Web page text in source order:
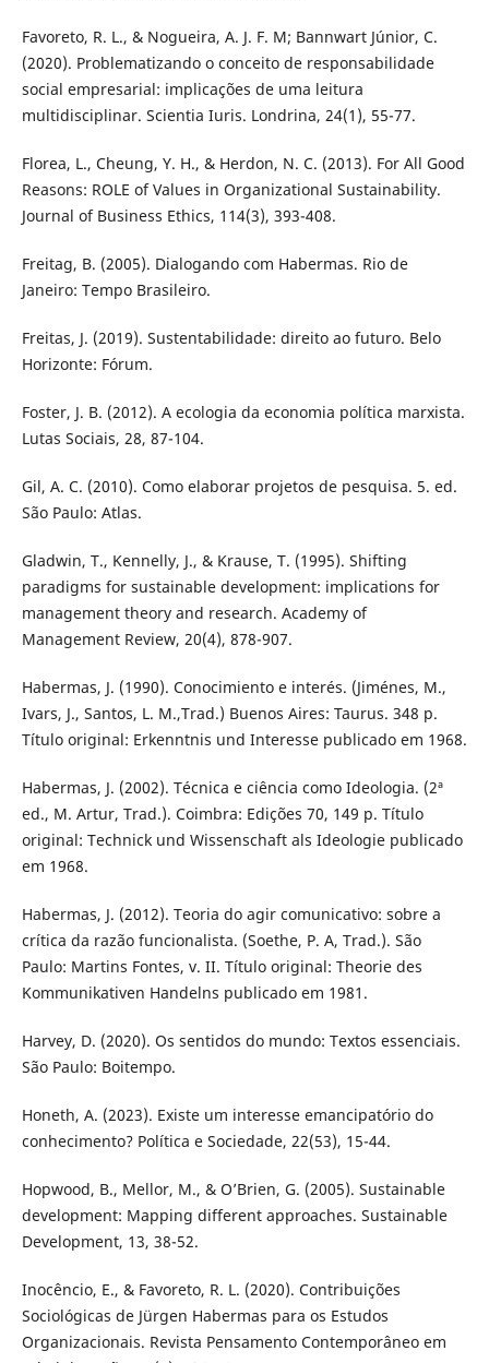
Favoreto, R. L., & Nogueira, A. J. F. M; Bannwart Júnior, C.
(2020). Problematizando o conceito de responsabilidade
social empresarial: implicações de uma leitura
multidisciplinar. Scientia Iuris. Londrina, 24(1), 55-77.
Florea, L., Cheung, Y. H., & Herdon, N. C. (2013). For All Good
Reasons: ROLE of Values in Organizational Sustainability.
Journal of Business Ethics, 114(3), 393-408.
Freitag, B. (2005). Dialogando com Habermas. Rio de
Janeiro: Tempo Brasileiro.
Freitas, J. (2019). Sustentabilidade: direito ao futuro. Belo
Horizonte: Fórum.
Foster, J. B. (2012). A ecologia da economia política marxista.
Lutas Sociais, 28, 87-104.
Gil, A. C. (2010). Como elaborar projetos de pesquisa. 5. ed.
São Paulo: Atlas.
Gladwin, T., Kennelly, J., & Krause, T. (1995). Shifting
paradigms for sustainable development: implications for
management theory and research. Academy of
Management Review, 20(4), 878-907.
Habermas, J. (1990). Conocimiento e interés. (Jiménes, M.,
Ivars, J., Santos, L. M.,Trad.) Buenos Aires: Taurus. 348 p.
Título original: Erkenntnis und Interesse publicado em 1968.
Habermas, J. (2002). Técnica e ciência como Ideologia. (2ª
ed., M. Artur, Trad.). Coimbra: Edições 70, 149 p. Título
original: Technick und Wissenschaft als Ideologie publicado
em 1968.
Habermas, J. (2012). Teoria do agir comunicativo: sobre a
crítica da razão funcionalista. (Soethe, P. A, Trad.). São
Paulo: Martins Fontes, v. II. Título original: Theorie des
Kommunikativen Handelns publicado em 1981.
Harvey, D. (2020). Os sentidos do mundo: Textos essenciais.
São Paulo: Boitempo.
Honeth, A. (2023). Existe um interesse emancipatório do
conhecimento? Política e Sociedade, 22(53), 15-44.
Hopwood, B., Mellor, M., & O’Brien, G. (2005). Sustainable
development: Mapping different approaches. Sustainable
Development, 13, 38-52.
Inocêncio, E., & Favoreto, R. L. (2020). Contribuições
Sociológicas de Jürgen Habermas para os Estudos
Organizacionais. Revista Pensamento Contemporâneo em